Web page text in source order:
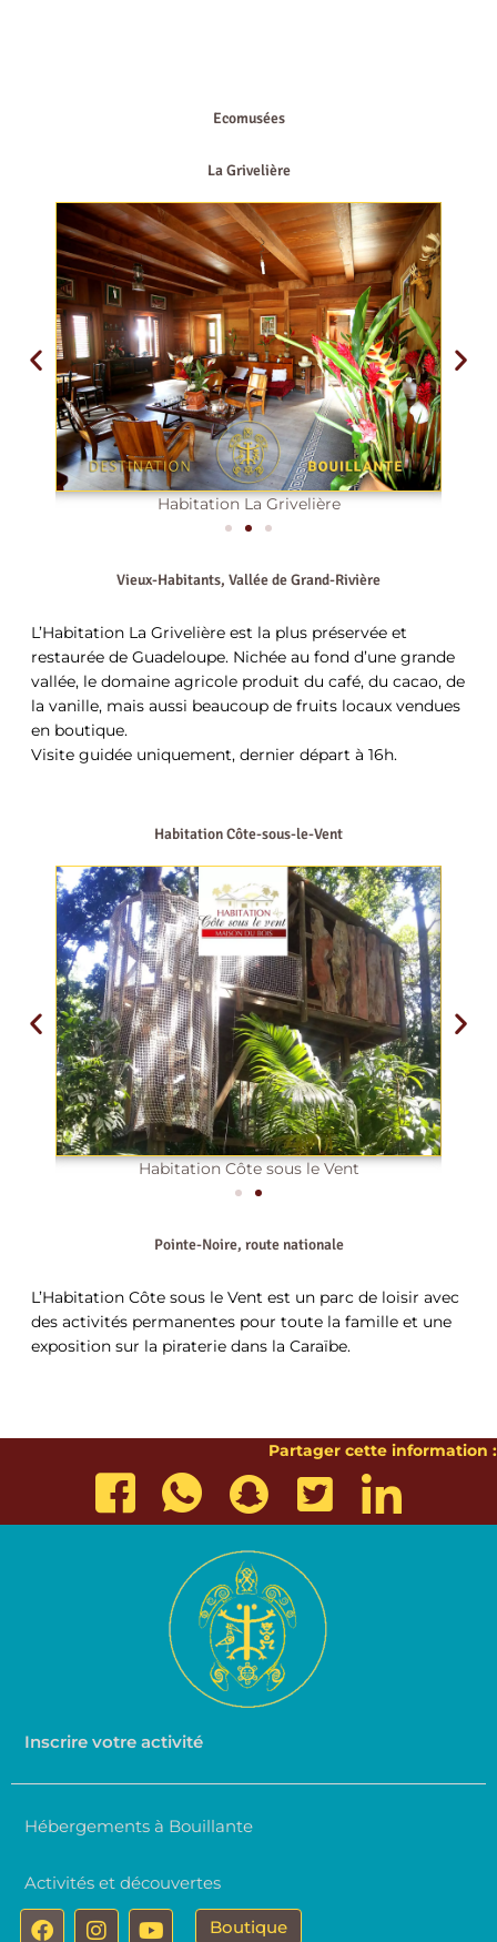
Ecomusées
La Grivelière
Habitation La Grivelière
Vieux-Habitants, Vallée de Grand-Rivière
L’Habitation La Grivelière est la plus préservée et
restaurée de Guadeloupe. Nichée au fond d’une grande
vallée, le domaine agricole produit du café, du cacao, de
la vanille, mais aussi beaucoup de fruits locaux vendues
en boutique.
Visite guidée uniquement, dernier départ à 16h.
Habitation Côte-sous-le-Vent
Habitation Côte sous le Vent
Pointe-Noire, route nationale
L’Habitation Côte sous le Vent est un parc de loisir avec
des activités permanentes pour toute la famille et une
exposition sur la piraterie dans la Caraïbe.
Partager cette information :
Inscrire votre activité
Hébergements à Bouillante
Activités et découvertes
F
I
Y
Boutique